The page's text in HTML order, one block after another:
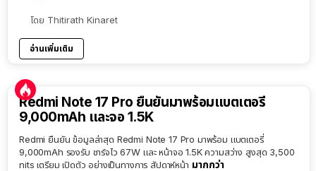
โดย Thitirath Kinaret
อ่านเพิ่มเติม
Redmi Note 17 Pro ยืนยันมาพร้อมแบตเตอรี่
9,000mAh และจอ 1.5K
Redmi ยืนยัน ข้อมูลล่าสุด Redmi Note 17 Pro มาพร้อม แบตเตอรี่
9,000mAh รองรับ ชาร์จไว 67W และ หน้าจอ 1.5K ความสว่าง สูงสุด 3,500
nits เตรียม เปิดตัว อย่างเป็นทางการ สัปดาห์หน้า มากกว่า